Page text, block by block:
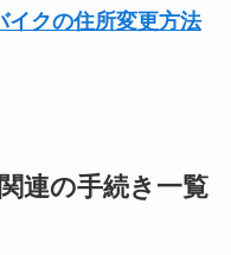
イクの住所変更方法
連の手続き一覧